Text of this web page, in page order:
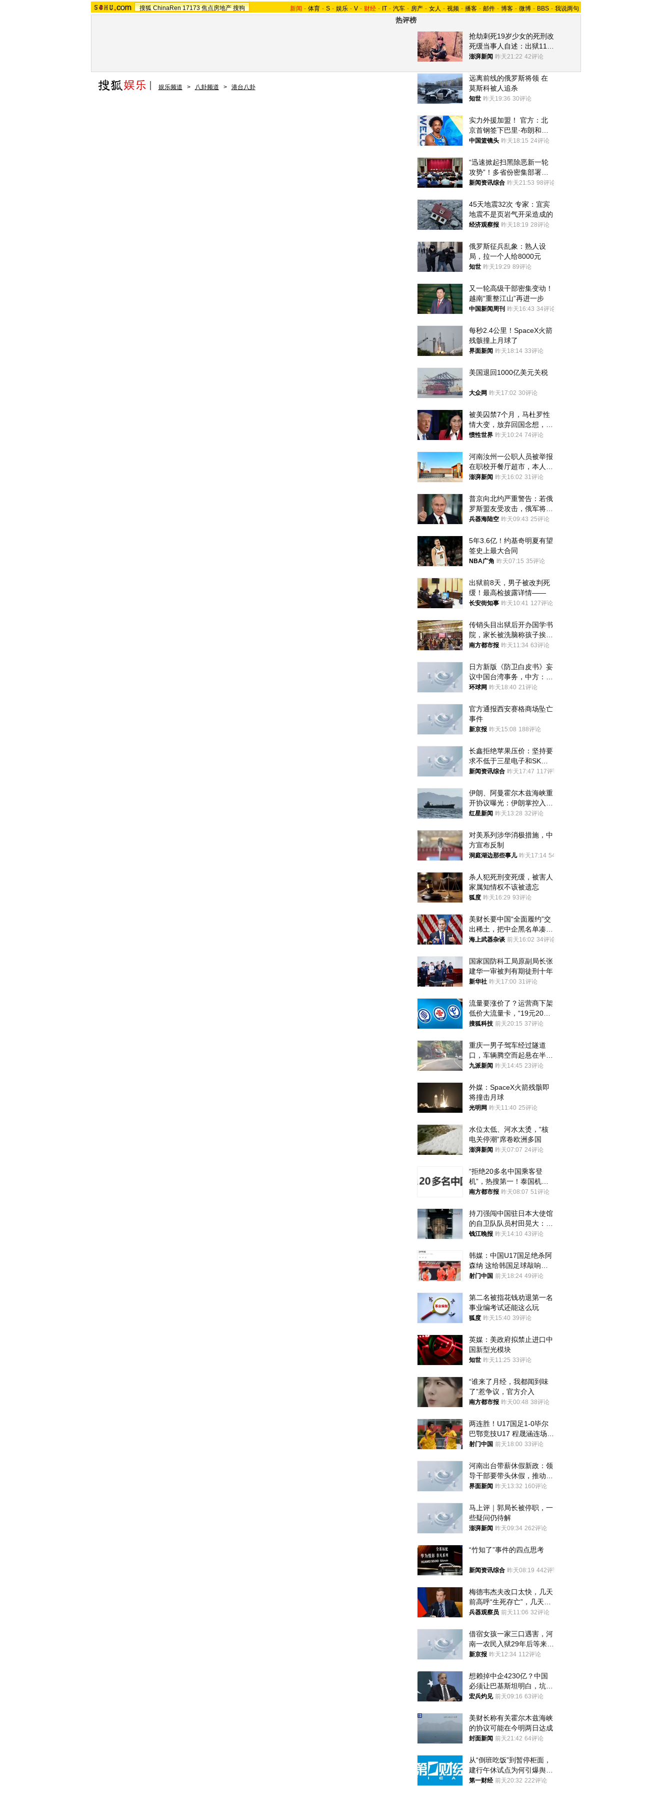
搜狐 ChinaRen 17173 焦点房地产 搜狗 新闻 - 体育 - S - 娱乐 - V - 财经 - IT - 汽车 - 房产 - 女人 - 视频 - 播客 - 邮件 - 博客 - 微博 - BBS - 我说两句
热评榜
抢劫刺死19岁少女的死刑改
死缓当事人自述：出狱11年
间始终刻意躲避被害人家属
澎湃新闻 昨天21:22 42评论
远离前线的俄罗斯将领 在
莫斯科被人追杀
知世 昨天19:36 30评论
实力外援加盟！ 官方：北
京首钢签下巴里·布朗和桑
普森
中国篮镜头 昨天18:15 24评论
“迅速掀起扫黑除恶新一轮
攻势”！多省份密集部署，
公布举报方式
新闻资讯综合 昨天21:53 98评论
45天地震32次 专家：宜宾
地震不是页岩气开采造成的
经济观察报 昨天18:19 28评论
俄罗斯征兵乱象：熟人设
局，拉一个人给8000元
知世 昨天19:29 89评论
又一轮高级干部密集变动！
越南“重整江山”再进一步
中国新闻周刊 昨天16:43 34评论
每秒2.4公里！SpaceX火箭
残骸撞上月球了
界面新闻 昨天18:14 33评论
美国退回1000亿美元关税
大众网 昨天17:02 30评论
被美囚禁7个月，马杜罗性
情大变，放弃回国念想，最
后嘱托已公开
惯性世界 昨天10:24 74评论
河南汝州一公职人员被举报
在职校开餐厅超市，本人回
应称“是给别人帮忙”
澎湃新闻 昨天16:02 31评论
普京向北约严重警告：若俄
罗斯盟友受攻击，俄军将动
用核武器保护
兵器海陆空 昨天09:43 25评论
5年3.6亿！约基奇明夏有望
签史上最大合同
NBA广角 昨天07:15 35评论
出狱前8天，男子被改判死
缓！最高检披露详情——
长安街知事 昨天10:41 127评论
传销头目出狱后开办国学书
院，家长被洗脑称孩子挨打
才有效果
南方都市报 昨天11:34 63评论
日方新版《防卫白皮书》妄
议中国台湾事务，中方：强
烈不满、坚决反对，已向日
环球网 昨天18:40 21评论
官方通报西安赛格商场坠亡
事件
新京报 昨天15:08 188评论
长鑫拒绝苹果压价：坚持要
求不低于三星电子和SK海
力士
新闻资讯综合 昨天17:47 117评论
伊朗、阿曼霍尔木兹海峡重
开协议曝光：伊朗掌控入湾
航道，与阿曼平分“服务费”
红星新闻 昨天13:28 32评论
对美系列涉华消极措施，中
方宣布反制
洞庭湖边那些事儿 昨天17:14 54评论
杀人犯死刑变死缓，被害人
家属知情权不该被遗忘
狐度 昨天16:29 93评论
美财长要中国“全面履约”交
出稀土，把中企黑名单凑到
187家，中方做最坏打算
海上武器杂谈 前天16:02 34评论
国家国防科工局原副局长张
建华一审被判有期徒刑十年
新华社 昨天17:00 31评论
流量要涨价了？运营商下架
低价大流量卡，“19元200
G”成为历史
搜狐科技 前天20:15 37评论
重庆一男子驾车经过隧道
口，车辆腾空而起悬在半
空，消防： 2人已送医，正
九派新闻 昨天14:45 23评论
外媒：SpaceX火箭残骸即
将撞击月球
光明网 昨天11:40 25评论
水位太低、河水太烫，“核
电关停潮”席卷欧洲多国
澎湃新闻 昨天07:07 24评论
“拒绝20多名中国乘客登
机”，热搜第一！泰国机场
方道歉
南方都市报 昨天08:07 51评论
持刀强闯中国驻日本大使馆
的自卫队队员村田晃大：对
自己的行为深感后悔；曾申
钱江晚报 昨天14:10 43评论
韩媒：中国U17国足绝杀阿
森纳 这给韩国足球敲响了
警钟
射门中国 前天18:24 49评论
第二名被指花钱劝退第一名
事业编考试还能这么玩
狐度 昨天15:40 39评论
英媒：美政府拟禁止进口中
国新型光模块
知世 昨天11:25 33评论
“谁来了月经，我都闻到味
了”惹争议，官方介入
南方都市报 昨天00:48 38评论
两连胜！U17国足1-0毕尔
巴鄂竞技U17 程晟涵连场破
门
射门中国 前天18:00 33评论
河南出台带薪休假新政：领
导干部要带头休假，推动全
员应休尽休、休满休足
界面新闻 昨天13:32 160评论
马上评｜郭局长被停职，一
些疑问仍待解
澎湃新闻 昨天09:34 262评论
“竹知了”事件的四点思考
新闻资讯综合 昨天08:19 442评论
梅德韦杰夫改口太快，几天
前高呼“生死存亡”，几天后
又换了一个说法
兵器观察员 前天11:06 32评论
借宿女孩一家三口遇害，河
南一农民入狱29年后等来无
罪判决
新京报 昨天12:34 112评论
想赖掉中企4230亿？中国
必须让巴基斯坦明白，坑中
国人钱的代价！
宏兵灼见 前天09:16 63评论
美财长称有关霍尔木兹海峡
的协议可能在今明两日达成
封面新闻 前天21:42 64评论
从“倒班吃饭”到暂停柜面，
建行午休试点为何引爆舆
论？
第一财经 前天20:32 222评论
娱乐频道 > 八卦频道 > 港台八卦